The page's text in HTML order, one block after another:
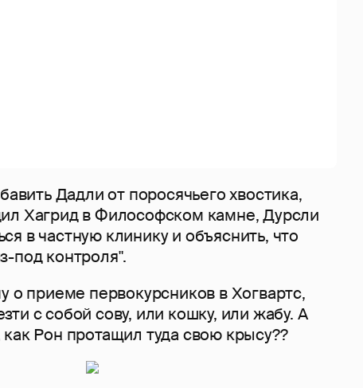
Дадли от поросячьего хвостика,
Хагрид в Философском камне, Дурсли
в частную клинику и объяснить, что
под контроля".
о приеме первокурсников в Хогвартс,
с собой сову, или кошку, или жабу. А
Рон протащил туда свою крысу??